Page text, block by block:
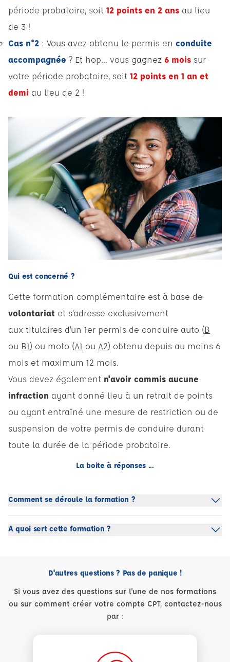
période probatoire, soit 12 points en 2 ans au lieu
de 3 !
Cas n°2 : Vous avez obtenu le permis en conduite
accompagnée ? Et hop... vous gagnez 6 mois sur
votre période probatoire, soit 12 points en 1 an et
demi au lieu de 2 !
Qui est concerné ?
Cette formation complémentaire est à base de
volontariat et s’adresse exclusivement
aux titulaires d’un 1er permis de conduire auto (B
ou B1) ou moto (A1 ou A2) obtenu depuis au moins 6
mois et maximum 12 mois.
Vous devez également n'avoir commis aucune
infraction ayant donné lieu à un retrait de points
ou ayant entraîné une mesure de restriction ou de
suspension de votre permis de conduire durant
toute la durée de la période probatoire.
La boite à réponses ...
Comment se déroule la formation ?
A quoi sert cette formation ?
D'autres questions ? Pas de panique !
Si vous avez des questions sur l'une de nos formations
ou sur comment créer votre compte CPT, contactez-nous
par :